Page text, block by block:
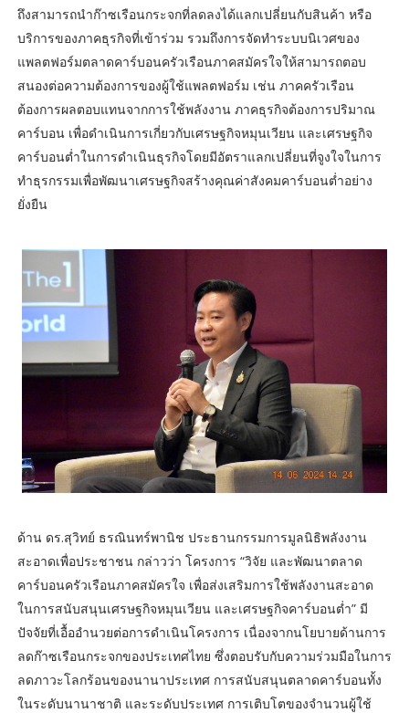
ถึงสามารถนำก๊าซเรือนกระจกที่ลดลงได้แลกเปลี่ยนกับสินค้า หรือ
บริการของภาคธุรกิจที่เข้าร่วม รวมถึงการจัดทำระบบนิเวศของ
แพลตฟอร์มตลาดคาร์บอนครัวเรือนภาคสมัครใจให้สามารถตอบ
สนองต่อความต้องการของผู้ใช้แพลตฟอร์ม เช่น ภาคครัวเรือน
ต้องการผลตอบแทนจากการใช้พลังงาน ภาคธุรกิจต้องการปริมาณ
คาร์บอน เพื่อดำเนินการเกี่ยวกับเศรษฐกิจหมุนเวียน และเศรษฐกิจ
คาร์บอนต่ำในการดำเนินธุรกิจโดยมีอัตราแลกเปลี่ยนที่จูงใจในการ
ทำธุรกรรมเพื่อพัฒนาเศรษฐกิจสร้างคุณค่าสังคมคาร์บอนต่ำอย่าง
ยั่งยืน
ด้าน ดร.สุวิทย์ ธรณินทร์พานิช ประธานกรรมการมูลนิธิพลังงาน
สะอาดเพื่อประชาชน กล่าวว่า โครงการ “วิจัย และพัฒนาตลาด
คาร์บอนครัวเรือนภาคสมัครใจ เพื่อส่งเสริมการใช้พลังงานสะอาด
ในการสนับสนุนเศรษฐกิจหมุนเวียน และเศรษฐกิจคาร์บอนต่ำ” มี
ปัจจัยที่เอื้ออำนวยต่อการดำเนินโครงการ เนื่องจากนโยบายด้านการ
ลดก๊าซเรือนกระจกของประเทศไทย ซึ่งตอบรับกับความร่วมมือในการ
ลดภาวะโลกร้อนของนานาประเทศ การสนับสนุนตลาดคาร์บอนทั้ง
ในระดับนานาชาติ และระดับประเทศ การเติบโตของจำนวนผู้ใช้